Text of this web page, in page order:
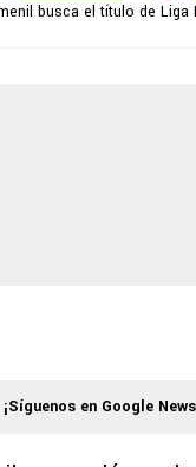
busca el título de Liga
¡Síguenos en Google